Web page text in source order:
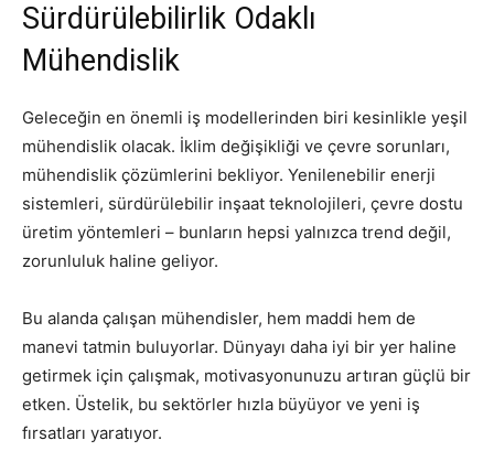
Sürdürülebilirlik Odaklı
Mühendislik
Geleceğin en önemli iş modellerinden biri kesinlikle yeşil
mühendislik olacak. İklim değişikliği ve çevre sorunları,
mühendislik çözümlerini bekliyor. Yenilenebilir enerji
sistemleri, sürdürülebilir inşaat teknolojileri, çevre dostu
üretim yöntemleri – bunların hepsi yalnızca trend değil,
zorunluluk haline geliyor.
Bu alanda çalışan mühendisler, hem maddi hem de
manevi tatmin buluyorlar. Dünyayı daha iyi bir yer haline
getirmek için çalışmak, motivasyonunuzu artıran güçlü bir
etken. Üstelik, bu sektörler hızla büyüyor ve yeni iş
fırsatları yaratıyor.